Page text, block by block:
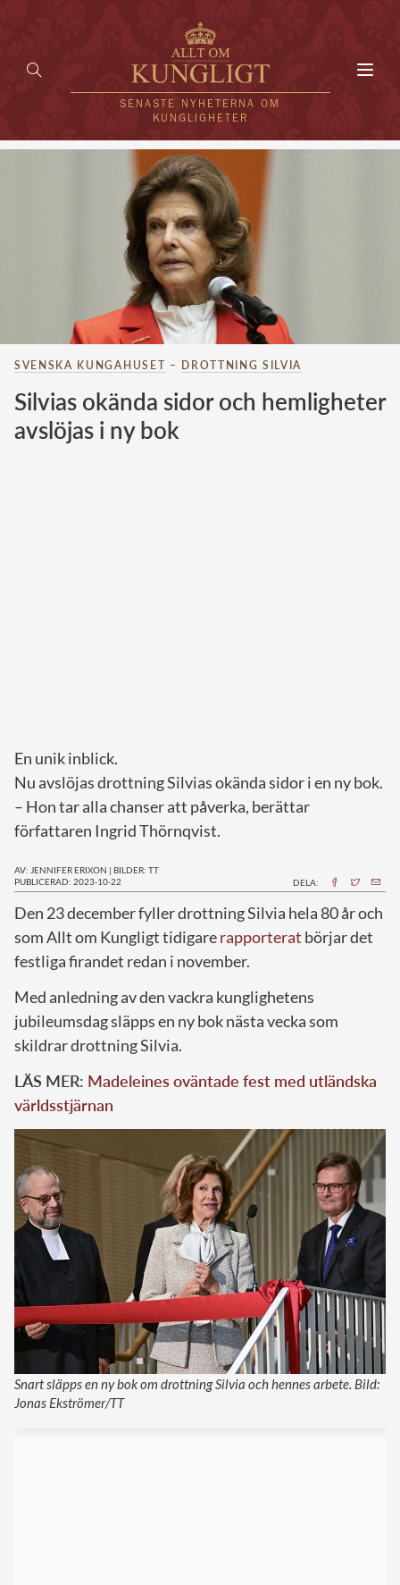
SENASTE NYHETERNA OM
KUNGLIGHETER
HEM
KUNGAFAMILJEN
UTLÄNDSKT
KÄNDISAR
VÄRLDENS KUNGAHUS
Svenska kungahuset
Brittiska kungahuset
Norska kungahuset
SVENSKA KUNGAHUSET – DROTTNING SILVIA
Silvias okända sidor och hemligheter
avslöjas i ny bok
En unik inblick.
Nu avslöjas drottning Silvias okända sidor i en ny bok.
– Hon tar alla chanser att påverka, berättar
författaren Ingrid Thörnqvist.
AV: JENNIFER ERIXON | BILDER: TT
PUBLICERAD: 2023-10-22
DELA:
Den 23 december fyller drottning Silvia hela 80 år och
som Allt om Kungligt tidigarerapporterat börjar det
festliga firandet redan i november.
Med anledning av den vackra kunglighetens
jubileumsdag släpps en ny bok nästa vecka som
skildrar drottning Silvia.
LÄS MER: Madeleines oväntade fest med utländska
världsstjärnan
Snart släpps en ny bok om drottning Silvia och hennes arbete. Bild:
Jonas Ekströmer/TT